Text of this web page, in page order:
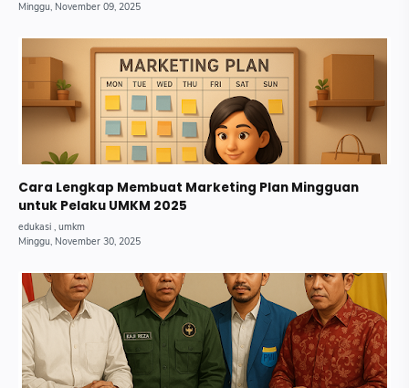
Cara Lengkap Membuat Marketing Plan Mingguan
untuk Pelaku UMKM 2025